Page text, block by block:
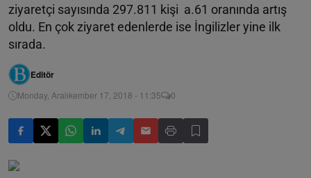
ziyaretçi sayısında 297.811 kişi a.61 oranında artış
oldu. En çok ziyaret edenlerde ise İngilizler yine ilk
sırada.
Editör
Monday, Aralıkember 17, 2018 - 11:35 0